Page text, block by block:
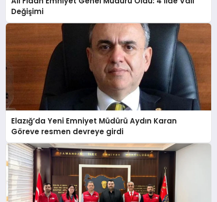
Değişimi
Elazığ’da Yeni Emniyet Müdürü Aydın Karan
Göreve resmen devreye girdi